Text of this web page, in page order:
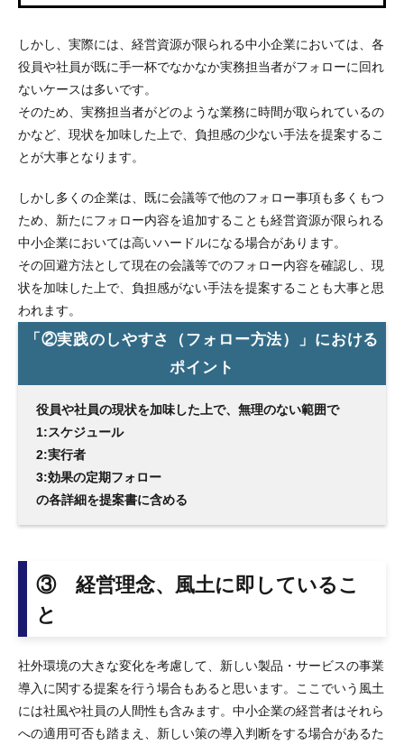
しかし、実際には、経営資源が限られる中小企業においては、各
役員や社員が既に手一杯でなかなか実務担当者がフォローに回れ
ないケースは多いです。
そのため、実務担当者がどのような業務に時間が取られているの
かなど、現状を加味した上で、負担感の少ない手法を提案するこ
とが大事となります。
しかし多くの企業は、既に会議等で他のフォロー事項も多くもつ
ため、新たにフォロー内容を追加することも経営資源が限られる
中小企業においては高いハードルになる場合があります。
その回避方法として現在の会議等でのフォロー内容を確認し、現
状を加味した上で、負担感がない手法を提案することも大事と思
われます。
「②実践のしやすさ（フォロー方法）」における
ポイント
役員や社員の現状を加味した上で、無理のない範囲で
1:スケジュール
2:実行者
3:効果の定期フォロー
の各詳細を提案書に含める
③ 経営理念、風土に即しているこ
と
社外環境の大きな変化を考慮して、新しい製品・サービスの事業
導入に関する提案を行う場合もあると思います。ここでいう風土
には社風や社員の人間性も含みます。中小企業の経営者はそれら
への適用可否も踏まえ、新しい策の導入判断をする場合があるた